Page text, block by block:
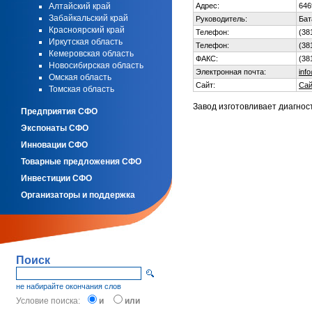
Алтайский край
Забайкальский край
Красноярский край
Иркутская область
Кемеровская область
Новосибирская область
Омская область
Томская область
Предприятия СФО
Экспонаты СФО
Инновации СФО
Товарные предложения СФО
Инвестиции СФО
Организаторы и поддержка
Поиск
не набирайте окончания слов
Условие поиска: и или
Адрес:
Руководитель:
Телефон:
Телефон:
ФАКС:
Электронная почта:
Сайт:
Завод изготовливает